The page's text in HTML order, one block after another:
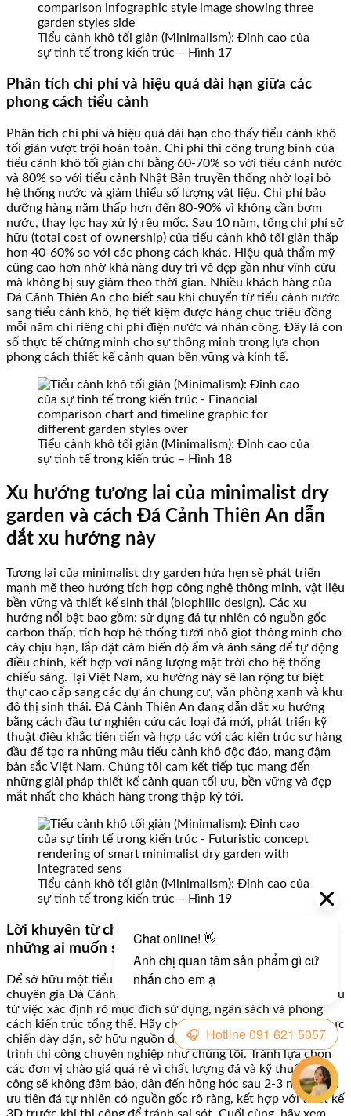
Tiểu cảnh khô tối giản (Minimalism): Đỉnh cao của
sự tinh tế trong kiến trúc – Hình 17
Phân tích chi phí và hiệu quả dài hạn giữa các
phong cách tiểu cảnh
Phân tích chi phí và hiệu quả dài hạn cho thấy tiểu cảnh khô
tối giản vượt trội hoàn toàn. Chi phí thi công trung bình của
tiểu cảnh khô tối giản chỉ bằng 60-70% so với tiểu cảnh nước
và 80% so với tiểu cảnh Nhật Bản truyền thống nhờ loại bỏ
hệ thống nước và giảm thiểu số lượng vật liệu. Chi phí bảo
dưỡng hàng năm thấp hơn đến 80-90% vì không cần bơm
nước, thay lọc hay xử lý rêu mốc. Sau 10 năm, tổng chi phí sở
hữu (total cost of ownership) của tiểu cảnh khô tối giản thấp
hơn 40-60% so với các phong cách khác. Hiệu quả thẩm mỹ
cũng cao hơn nhờ khả năng duy trì vẻ đẹp gần như vĩnh cửu
mà không bị suy giảm theo thời gian. Nhiều khách hàng của
Đá Cảnh Thiên An cho biết sau khi chuyển từ tiểu cảnh nước
sang tiểu cảnh khô, họ tiết kiệm được hàng chục triệu đồng
mỗi năm chỉ riêng chi phí điện nước và nhân công. Đây là con
số thực tế chứng minh cho sự thông minh trong lựa chọn
phong cách thiết kế cảnh quan bền vững và kinh tế.
Tiểu cảnh khô tối giản (Minimalism): Đỉnh cao của
sự tinh tế trong kiến trúc – Hình 18
Xu hướng tương lai của minimalist dry
garden và cách Đá Cảnh Thiên An dẫn
dắt xu hướng này
Tương lai của minimalist dry garden hứa hẹn sẽ phát triển
mạnh mẽ theo hướng tích hợp công nghệ thông minh, vật liệu
bền vững và thiết kế sinh thái (biophilic design). Các xu
hướng nổi bật bao gồm: sử dụng đá tự nhiên có nguồn gốc
carbon thấp, tích hợp hệ thống tưới nhỏ giọt thông minh cho
cây chịu hạn, lắp đặt cảm biến độ ẩm và ánh sáng để tự động
điều chỉnh, kết hợp với năng lượng mặt trời cho hệ thống
chiếu sáng. Tại Việt Nam, xu hướng này sẽ lan rộng từ biệt
thự cao cấp sang các dự án chung cư, văn phòng xanh và khu
đô thị sinh thái. Đá Cảnh Thiên An đang dẫn dắt xu hướng
bằng cách đầu tư nghiên cứu các loại đá mới, phát triển kỹ
thuật điêu khắc tiên tiến và hợp tác với các kiến trúc sư hàng
đầu để tạo ra những mẫu tiểu cảnh khô độc đáo, mang đậm
bản sắc Việt Nam. Chúng tôi cam kết tiếp tục mang đến
những giải pháp thiết kế cảnh quan tối ưu, bền vững và đẹp
mắt nhất cho khách hàng trong thập kỷ tới.
Tiểu cảnh khô tối giản (Minimalism): Đỉnh cao của
sự tinh tế trong kiến trúc – Hình 19
Lời khuyên từ chuyên gia Đá Cảnh Thiên An cho
những ai muốn sở hữu tiểu cảnh khô tối giản
Để sở hữu một tiểu cảnh khô tối giản đẹp và bền vững,
chuyên gia Đá Cảnh Thiên An khuyên khách hàng nên bắt đầu
từ việc xác định rõ mục đích sử dụng, ngân sách và phong
cách kiến trúc tổng thể. Hãy chọn đơn vị có kinh nghiệm thực
chiến dày dặn, sở hữu nguồn đá tự nhiên chất lượng và quy
trình thi công chuyên nghiệp như chúng tôi. Tránh lựa chọn
các đơn vị chào giá quá rẻ vì chất lượng đá và kỹ thuật thi
công sẽ không đảm bảo, dẫn đến hỏng hóc sau 2-3 năm. Nên
ưu tiên đá tự nhiên có nguồn gốc rõ ràng, kết hợp với thiết kế